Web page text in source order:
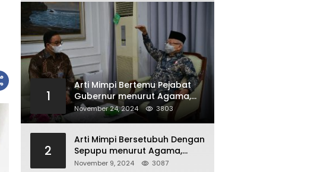
1
Arti Mimpi Bertemu Pejabat
Gubernur menurut Agama,
Psikologi dan Primbon Jawa
November 24, 2024 3803
2
Arti Mimpi Bersetubuh Dengan
Sepupu menurut Agama,
Psikologi dan Primbon Jawa
November 9, 2024 3087